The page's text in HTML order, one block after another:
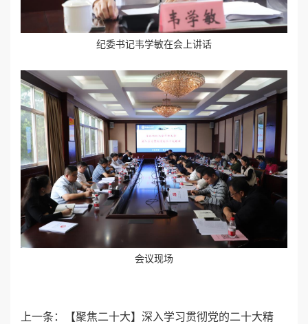
纪委书记韦学敏在会上讲话
会议现场
上一条： 【聚焦二十大】深入学习贯彻党的二十大精